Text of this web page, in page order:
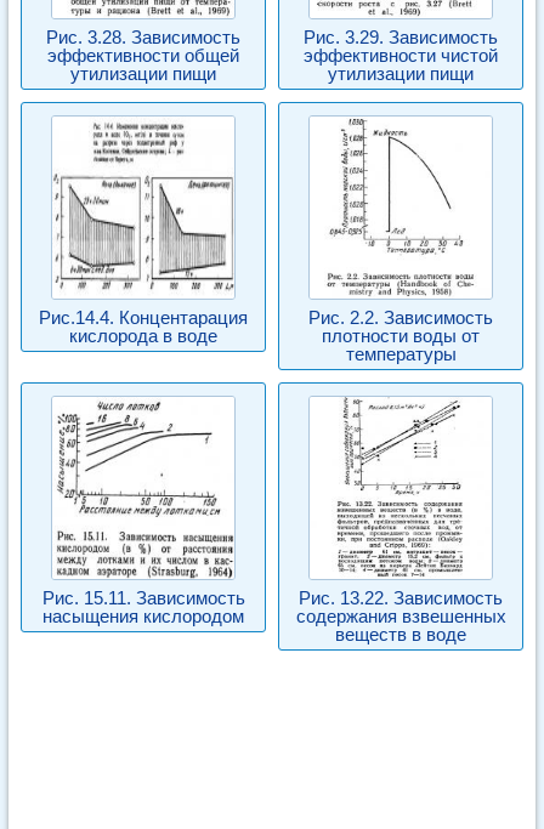
Рис. 3.28. Зависимость
эффективности общей
утилизации пищи
Рис. 3.29. Зависимость
эффективности чистой
утилизации пищи
Рис.14.4. Концентарация
кислорода в воде
Рис. 2.2. Зависимость
плотности воды от
температуры
Рис. 15.11. Зависимость
насыщения кислородом
Рис. 13.22. Зависимость
содержания взвешенных
веществ в воде